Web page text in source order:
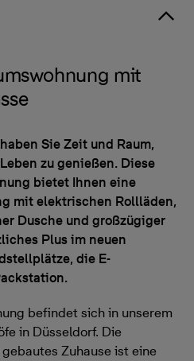
mit
Sie Zeit und Raum,
zu genießen. Diese
bietet Ihnen eine
mit elektrischen Rollläden,
Dusche und großzügiger
Plus im neuen
die E-
befindet sich in unserem
in Düsseldorf. Die
Zuhause ist eine